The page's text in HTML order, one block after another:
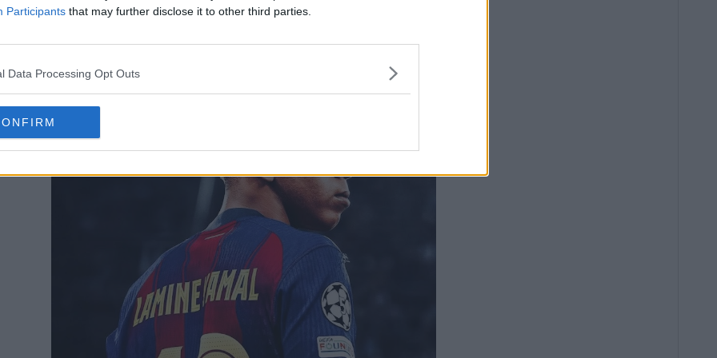
Participants that may further disclose it to other third parties.
Data Processing Opt Outs
du maillot emblématique n° 10.